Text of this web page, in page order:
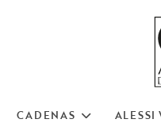
CADENAS ALESSI